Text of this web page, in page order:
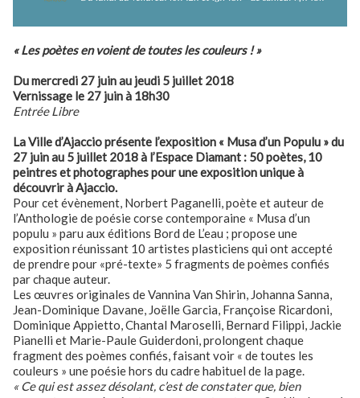
« Les poètes en voient de toutes les couleurs ! »
Du mercredi 27 juin au jeudi 5 juillet 2018
Vernissage le 27 juin à 18h30
Entrée Libre
La Ville d’Ajaccio présente l’exposition « Musa d’un Populu » du
27 juin au 5 juillet 2018 à l’Espace Diamant : 50 poètes, 10
peintres et photographes pour une exposition unique à
découvrir à Ajaccio.
Pour cet évènement, Norbert Paganelli, poète et auteur de
l’Anthologie de poésie corse contemporaine « Musa d’un
populu » paru aux éditions Bord de L’eau ; propose une
exposition réunissant 10 artistes plasticiens qui ont accepté
de prendre pour «pré-texte» 5 fragments de poèmes confiés
par chaque auteur.
Les œuvres originales de Vannina Van Shirin, Johanna Sanna,
Jean-Dominique Davane, Joëlle Garcia, Françoise Ricardoni,
Dominique Appietto, Chantal Maroselli, Bernard Filippi, Jackie
Pianelli et Marie-Paule Guiderdoni, prolongent chaque
fragment des poèmes confiés, faisant voir « de toutes les
couleurs » une poésie hors du cadre habituel de la page.
« Ce qui est assez désolant, c’est de constater que, bien